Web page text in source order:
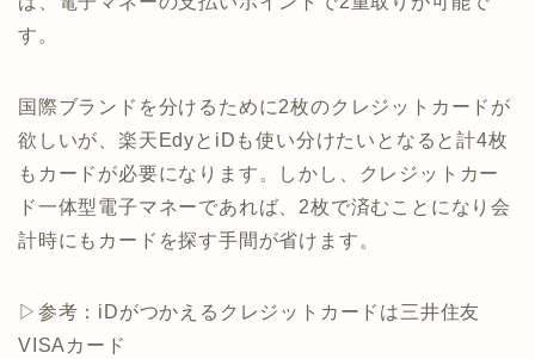
す。
国際ブランドを分けるために2枚のクレジットカードが
欲しいが、楽天EdyとiDも使い分けたいとなると計4枚
もカードが必要になります。しかし、クレジットカー
ド一体型電子マネーであれば、2枚で済むことになり会
計時にもカードを探す手間が省けます。
▷参考：iDがつかえるクレジットカードは三井住友
VISAカード